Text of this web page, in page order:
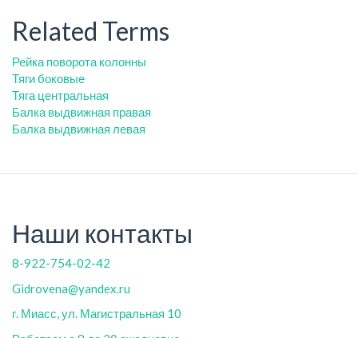
Related Terms
Рейка поворота колонны
Тяги боковые
Тяга центральная
Балка выдвижная правая
Балка выдвижная левая
Наши контакты
8-922-754-02-42
Gidrovena@yandex.ru
г. Миасс, ул. Магистральная 10